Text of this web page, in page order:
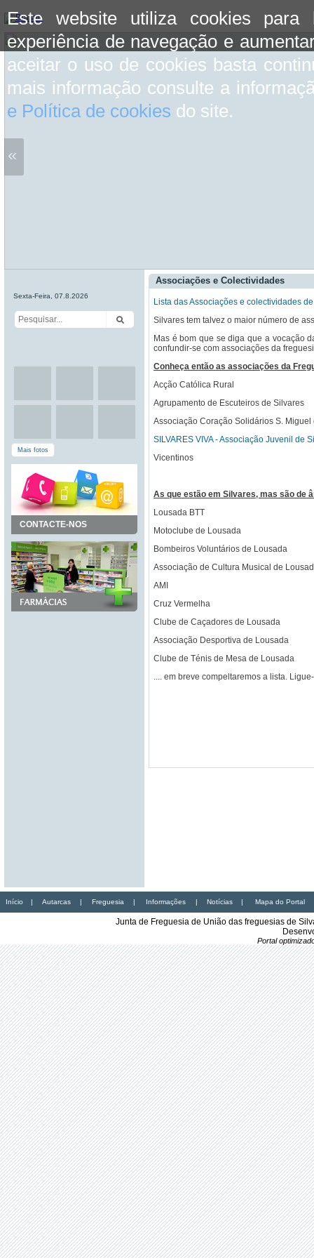
Este website utiliza cookies para
experiência de navegação e
aceitar o uso de cookies basta
mais informação consulte a
e Política de cookies do site.
«
Sexta-Feira, 07.8.2026
Mais fotos
CONTACTE-NOS
Associações e Colectividades
Lista das Associações e colectividades
Silvares tem talvez o maior número de
Mas é bom que se diga que a vocação
confundir-se com associações da
Conheça então as associações da
Acção Católica Rural
Agrupamento de Escuteiros de Silvares
Associação Coração Solidários S. Miguel
SILVARES VIVA - Associação Juvenil de
Vicentinos
As que estão em Silvares, mas são de
Lousada BTT
Motoclube de Lousada
Bombeiros Voluntários de Lousada
Associação de Cultura Musical de
AMI
Cruz Vermelha
Clube de Caçadores de Lousada
Associação Desportiva de Lousada
Clube de Ténis de Mesa de Lousada
.... em breve compeltaremos a lista.
Início | Autarcas | Freguesia | Informações | Notícias | Mapa do Portal
Junta de Freguesia de União das freguesias de
Portal